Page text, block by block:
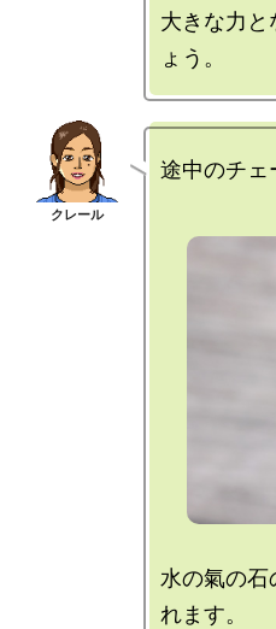
大きな力
水の氣の石
れます。